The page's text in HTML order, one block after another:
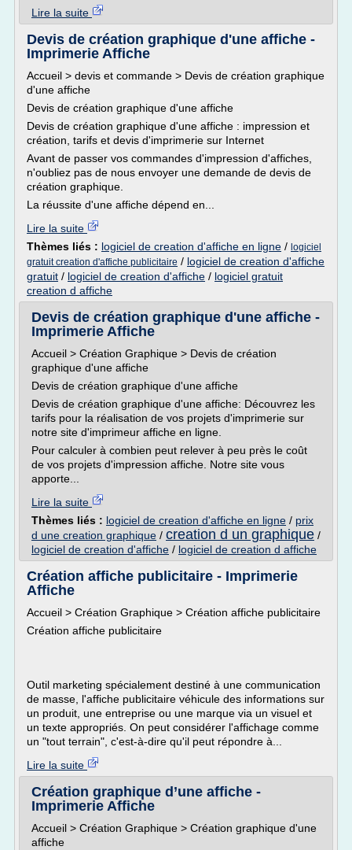
Lire la suite
Devis de création graphique d'une affiche -
Imprimerie Affiche
Accueil > devis et commande > Devis de création graphique
d'une affiche
Devis de création graphique d'une affiche
Devis de création graphique d'une affiche : impression et
création, tarifs et devis d'imprimerie sur Internet
Avant de passer vos commandes d'impression d'affiches,
n'oubliez pas de nous envoyer une demande de devis de
création graphique.
La réussite d'une affiche dépend en...
Lire la suite
Thèmes liés : logiciel de creation d'affiche en ligne / logiciel
gratuit creation d'affiche publicitaire / logiciel de creation d'affiche
gratuit / logiciel de creation d'affiche / logiciel gratuit
creation d affiche
Devis de création graphique d'une affiche -
Imprimerie Affiche
Accueil > Création Graphique > Devis de création
graphique d'une affiche
Devis de création graphique d'une affiche
Devis de création graphique d'une affiche: Découvrez les
tarifs pour la réalisation de vos projets d'imprimerie sur
notre site d'imprimeur affiche en ligne.
Pour calculer à combien peut relever à peu près le coût
de vos projets d'impression affiche. Notre site vous
apporte...
Lire la suite
Thèmes liés : logiciel de creation d'affiche en ligne / prix
d une creation graphique / creation d un graphique /
logiciel de creation d'affiche / logiciel de creation d affiche
Création affiche publicitaire - Imprimerie
Affiche
Accueil > Création Graphique > Création affiche publicitaire
Création affiche publicitaire
Outil marketing spécialement destiné à une communication
de masse, l'affiche publicitaire véhicule des informations sur
un produit, une entreprise ou une marque via un visuel et
un texte appropriés. On peut considérer l'affichage comme
un "tout terrain", c'est-à-dire qu'il peut répondre à...
Lire la suite
Création graphique d’une affiche -
Imprimerie Affiche
Accueil > Création Graphique > Création graphique d'une
affiche